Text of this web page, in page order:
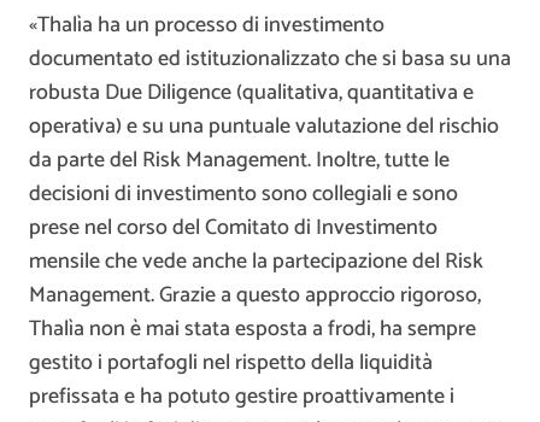
«Thalìa ha un processo di investimento
documentato ed istituzionalizzato che si basa su una
robusta Due Diligence (qualitativa, quantitativa e
operativa) e su una puntuale valutazione del rischio
da parte del Risk Management. Inoltre, tutte le
decisioni di investimento sono collegiali e sono
prese nel corso del Comitato di Investimento
mensile che vede anche la partecipazione del Risk
Management. Grazie a questo approccio rigoroso,
Thalìa non è mai stata esposta a frodi, ha sempre
gestito i portafogli nel rispetto della liquidità
prefissata e ha potuto gestire proattivamente i